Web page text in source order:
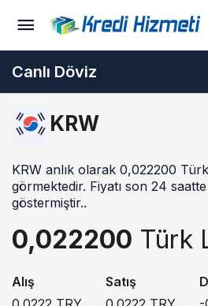
Canlı Döviz
KRW
KRW anlık olarak 0,022200
görmektedir. Fiyatı son 24
göstermiştir..
0,022200 Türk
Alış
Satış